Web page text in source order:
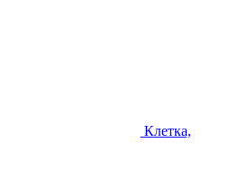
Клетка,